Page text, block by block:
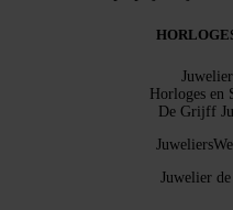
Horloges en
De Grijff
Juwelier